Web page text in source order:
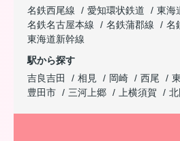
名鉄西尾線
愛知環状鉄道 東海
名鉄名古屋本線
名鉄蒲郡線
名
東海道新幹線
駅から探す
吉良吉田
相見 岡崎 西尾
豊田市
三河上郷 上横須賀